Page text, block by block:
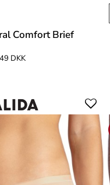
Comfort Brief
DKK